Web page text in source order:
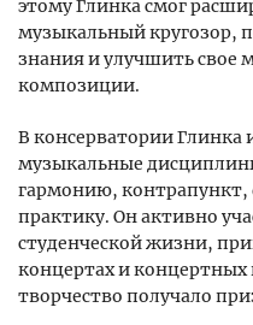
этому Глинка смог
музыкальный кругозор,
знания и улучшить свое
композиции.
В консерватории Глинка
музыкальные
гармонию, контрапункт,
практику. Он активно
студенческой жизни,
концертах и концертных
творчество получало